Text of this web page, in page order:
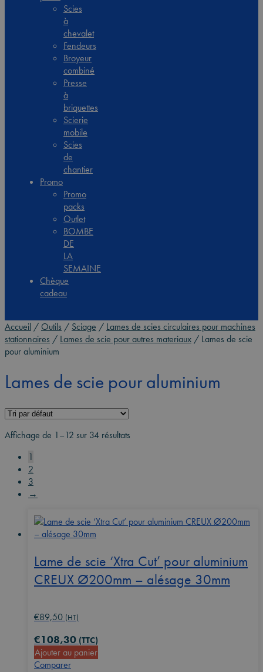
Scies
à
chevalet
Fendeurs
Broyeur
combiné
Presse
à
briquettes
Scierie
mobile
Scies
de
chantier
Promo
Promo
packs
Outlet
BOMBE
DE
LA
SEMAINE
Chèque
cadeau
Accueil / Outils / Sciage / Lames de scies circulaires pour machines
stationnaires / Lames de scie pour autres materiaux / Lames de scie
pour aluminium
Lames de scie pour aluminium
Affichage de 1–12 sur 34 résultats
1
2
3
→
Lame de scie ‘Xtra Cut’ pour aluminium
CREUX Ø200mm – alésage 30mm
€89,50 (HT)
€108,30 (TTC)
Ajouter au panier
Comparer